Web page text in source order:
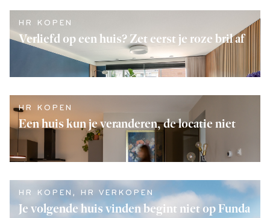
HR KOPEN
Verliefd op een huis? Zet eerst je roze bril af
HR KOPEN
Een huis kun je veranderen, de locatie niet
HR KOPEN , HR VERKOPEN
Je volgende huis vinden begint niet op Funda